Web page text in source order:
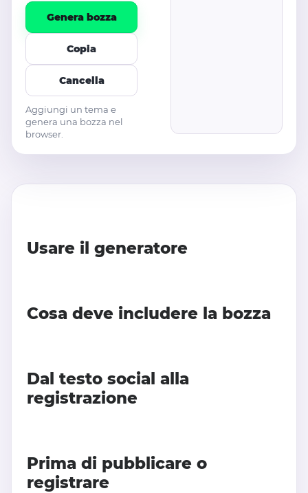
Genera bozza
Copia
Cancella
Aggiungi un tema e
genera una bozza nel
browser.
Usare il generatore
Cosa deve includere la bozza
Dal testo social alla
registrazione
Prima di pubblicare o
registrare